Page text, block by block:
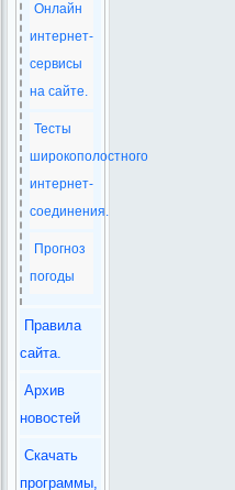
Онлайн
интернет-
сервисы
на сайте.
Тесты
широкополостного
интернет-
соединения.
Прогноз
погоды
Правила
сайта.
Архив
новостей
Скачать
программы,